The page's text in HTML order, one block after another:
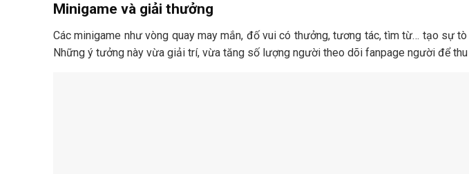
Minigame và giải thưởng
Các minigame như vòng quay may mắn, đố vui có thưởng, tương tác, tìm từ… tạo sự
Những ý tưởng này vừa giải trí, vừa tăng số lượng người theo dõi fanpage người để thu